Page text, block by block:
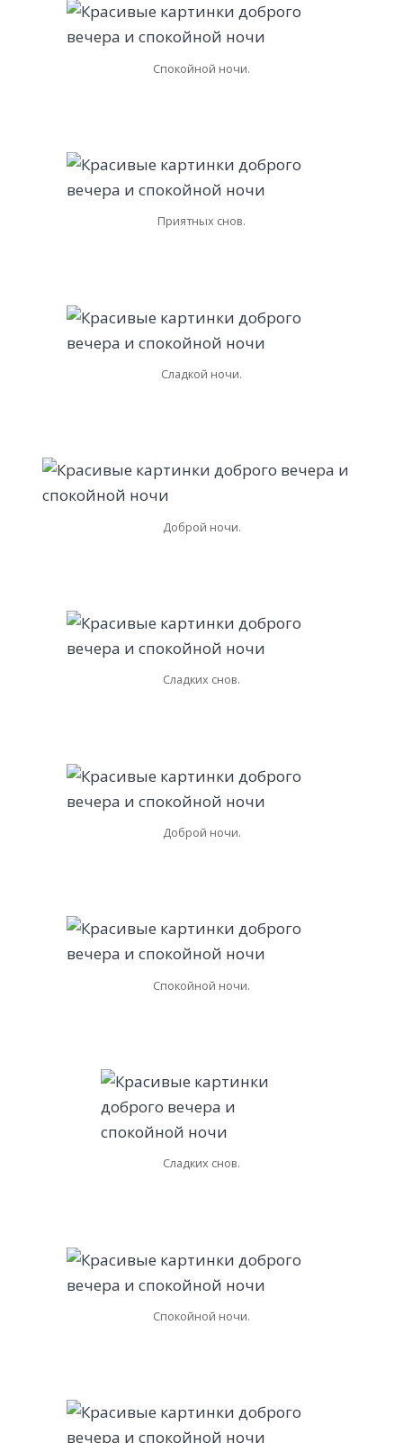
Спокойной ночи.
Приятных снов.
Сладкой ночи.
Доброй ночи.
Сладких снов.
Доброй ночи.
Спокойной ночи.
Сладких снов.
Спокойной ночи.